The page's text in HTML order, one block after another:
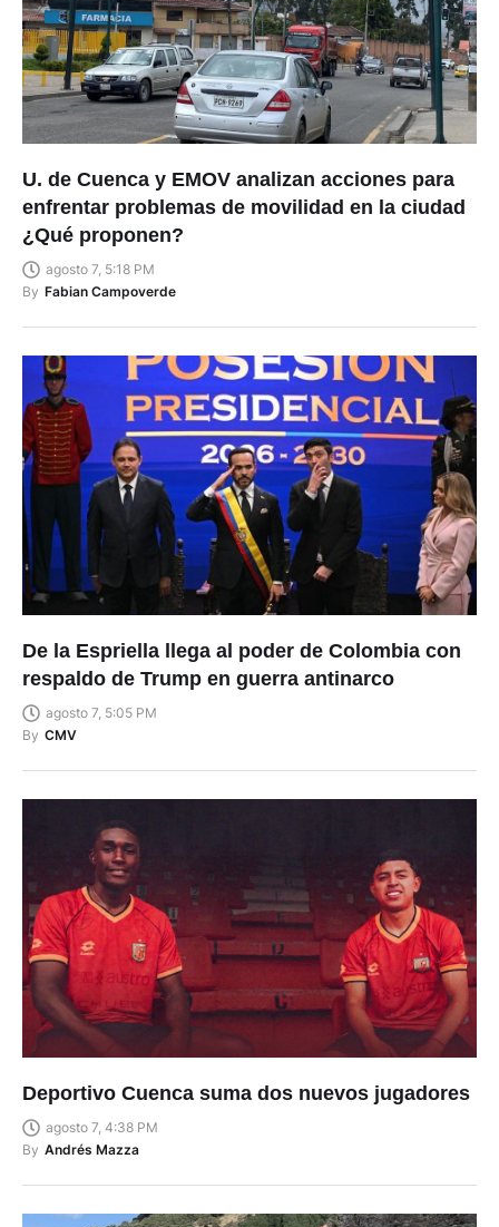
U. de Cuenca y EMOV analizan acciones para
enfrentar problemas de movilidad en la ciudad
¿Qué proponen?
agosto 7, 5:18 PM
By Fabian Campoverde
De la Espriella llega al poder de Colombia con
respaldo de Trump en guerra antinarco
agosto 7, 5:05 PM
By CMV
Deportivo Cuenca suma dos nuevos jugadores
agosto 7, 4:38 PM
By Andrés Mazza